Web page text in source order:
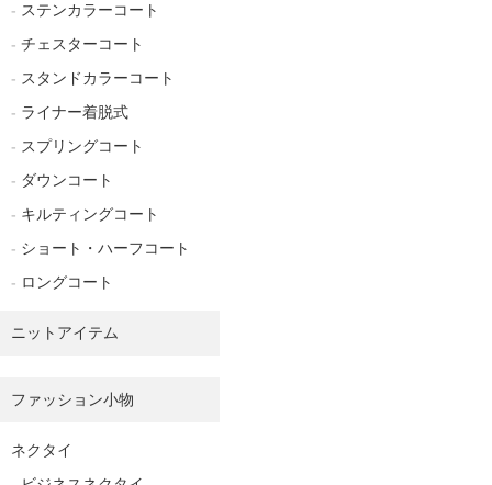
ステンカラーコート
チェスターコート
スタンドカラーコート
ライナー着脱式
スプリングコート
ダウンコート
キルティングコート
ショート・ハーフコート
ロングコート
ニットアイテム
ファッション小物
ネクタイ